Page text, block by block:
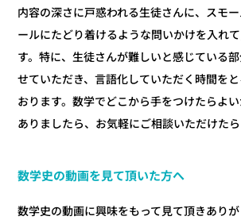
内容の深さに戸惑われる生徒さんに、スモ
ールにたどり着けるような問いかけを入れ
す。特に、生徒さんが難しいと感じている
せていただき、言語化していただく時間を
おります。数学でどこから手をつけたらよ
ありましたら、お気軽にご相談いただけたら
数学史の動画を見て頂いた方へ
数学史の動画に興味をもって見て頂きありが